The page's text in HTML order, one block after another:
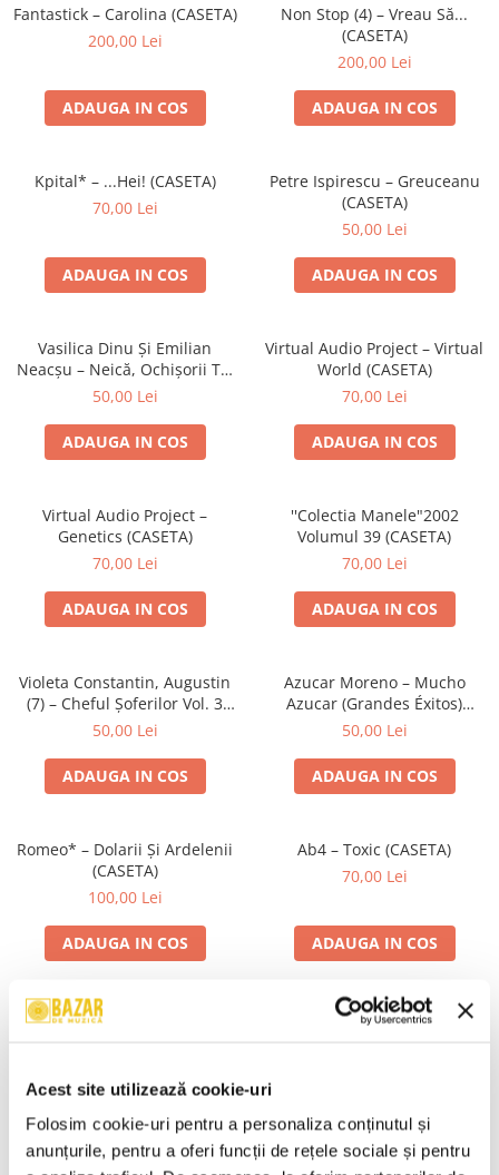
Acest site utilizează cookie-uri
Folosim cookie-uri pentru a personaliza conținutul și
anunțurile, pentru a oferi funcții de rețele sociale și pentru
Viniluri Românești
Colecția Electrecord
Fantastick – Carolina (CASETA)
200,00 Lei
ADAUGA IN COS
Non Stop (4) – Vreau Să...
(CASETA)
200,00 Lei
ADAUGA IN COS
Kpital* – ...Hei! (CASETA)
70,00 Lei
ADAUGA IN COS
Petre Ispirescu – Greuceanu
(CASETA)
50,00 Lei
ADAUGA IN COS
Vasilica Dinu Și Emilian
Neacșu – Neică, Ochișorii Tăi
(CASETA)
50,00 Lei
ADAUGA IN COS
Virtual Audio Project – Virtual
World (CASETA)
70,00 Lei
ADAUGA IN COS
Virtual Audio Project –
Genetics (CASETA)
70,00 Lei
ADAUGA IN COS
''Colectia Manele"2002
Volumul 39 (CASETA)
70,00 Lei
ADAUGA IN COS
Violeta Constantin, Augustin
(7) – Cheful Șoferilor Vol. 3
(CASETA)
50,00 Lei
ADAUGA IN COS
Azucar Moreno – Mucho
Azucar (Grandes Éxitos)
(CASETA)
50,00 Lei
ADAUGA IN COS
Romeo* – Dolarii Și Ardelenii
(CASETA)
100,00 Lei
ADAUGA IN COS
Ab4 – Toxic (CASETA)
70,00 Lei
ADAUGA IN COS
Brahms* – Simfonia Nr.4 În
Wolfgang Amadeus Mozart –